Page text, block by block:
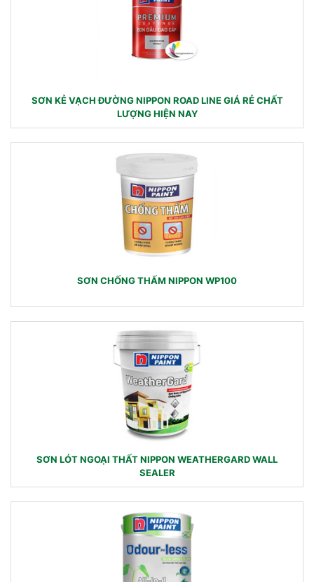
SƠN KẺ VẠCH ĐƯỜNG NIPPON ROAD LINE GIÁ RẺ CHẤT
LƯỢNG HIỆN NAY
SƠN CHỐNG THẤM NIPPON WP100
SƠN LÓT NGOẠI THẤT NIPPON WEATHERGARD WALL
SEALER